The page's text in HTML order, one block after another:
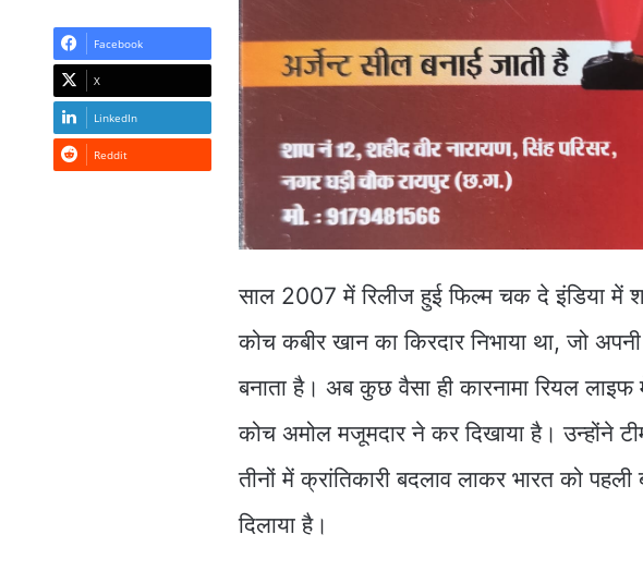
साल 2007 में रिलीज हुई फिल्म चक दे इंडिया में
कोच कबीर खान का किरदार निभाया था, जो
बनाता है। अब कुछ वैसा ही कारनामा रियल
कोच अमोल मजूमदार ने कर दिखाया है। उन्होंने
तीनों में क्रांतिकारी बदलाव लाकर भारत को
दिलाया है।
Facebook
X
LinkedIn
Reddit